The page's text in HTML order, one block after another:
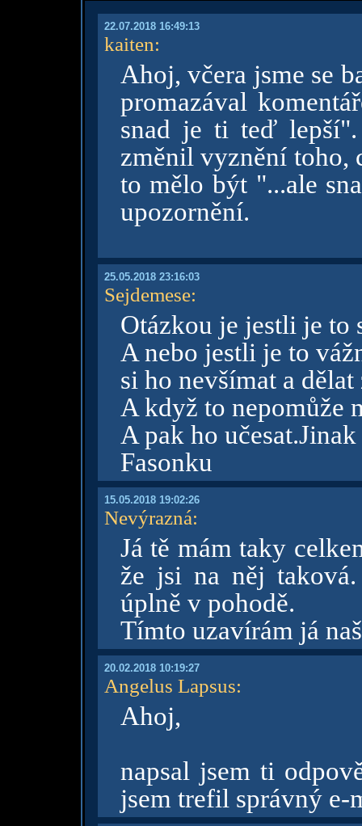
22.07.2018 16:49:13
kaiten:
Ahoj, včera jsme se
promazával
snad je ti teď
změnil vyznění toho,
to mělo být "...ale
upozornění.
25.05.2018 23:16:03
Sejdemese:
Otázkou je jestli je to
A nebo jestli je to
si ho nevšímat a
A když to nepomůže
A pak ho
Fasonku
15.05.2018 19:02:26
Nevýrazná:
Já tě mám taky
že jsi na něj
úplně v pohodě.
Tímto uzavírám já
20.02.2018 10:19:27
Angelus Lapsus:
Ahoj,
napsal jsem ti
jsem trefil správný e-